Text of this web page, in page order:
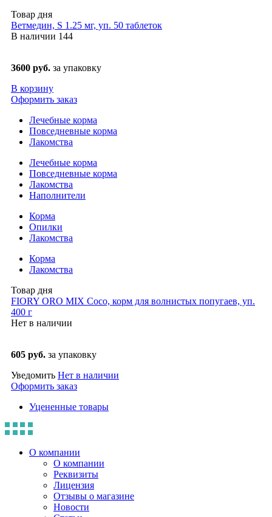
Товар дня
Ветмедин, S 1.25 мг, уп. 50 таблеток
В наличии 144
3600 руб. за упаковку
В корзину
Оформить заказ
Лечебные корма
Повседневные корма
Лакомства
Лечебные корма
Повседневные корма
Лакомства
Наполнители
Корма
Опилки
Лакомства
Корма
Лакомства
Товар дня
FIORY ORO MIX Coco, корм для волнистых попугаев, уп.
400 г
Нет в наличии
605 руб. за упаковку
Уведомить Нет в наличии
Оформить заказ
Уцененные товары
О компании
О компании
Реквизиты
Лицензия
Отзывы о магазине
Новости